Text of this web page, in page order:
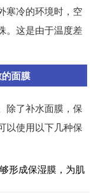
寒冷的环境时，空
。这是由于温度差
面膜
除了补水面膜，保
以使用以下几种保
形成保湿膜，为肌